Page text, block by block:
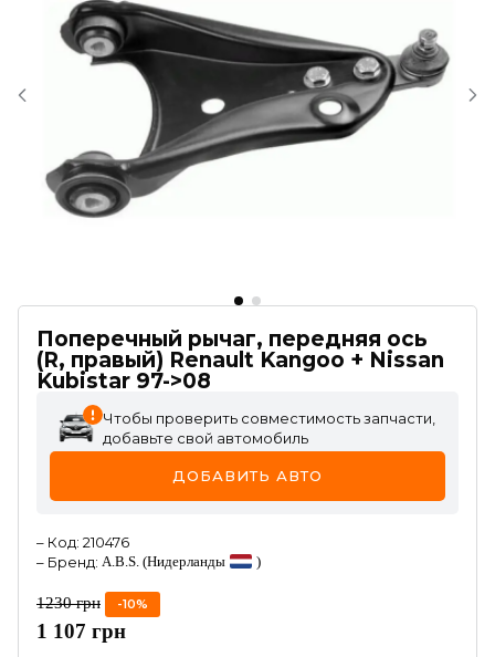
Поперечный рычаг, передняя ось
(R, правый) Renault Kangoo + Nissan
Kubistar 97->08
Чтобы проверить совместимость запчасти,
добавьте свой автомобиль
ДОБАВИТЬ АВТО
– Код: 210476
– Бренд: A.B.S. (Нидерланды )
1230 грн -10%
1 107 грн